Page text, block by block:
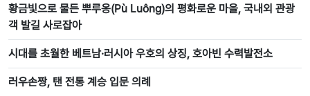
황금빛으로 물든 뿌루옹(Pù Luông)의 평화로운 마을, 국내외 관광
객 발길 사로잡아
시대를 초월한 베트남·러시아 우호의 상징, 호아빈 수력발전소
러우손짱, 탠 전통 계승 입문 의례